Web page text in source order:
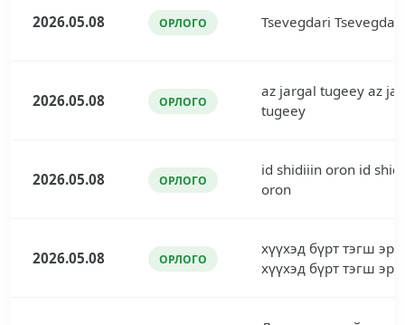
2026.05.08 ОРЛОГО Tsevegdari Tsevegdari
2026.05.08 ОРЛОГО
az jargal tugeey az
tugeey
2026.05.08 ОРЛОГО
id shidiiin oron id
oron
2026.05.08 ОРЛОГО
хүүхэд бүрт тэгш эрх
хүүхэд бүрт тэгш эрх